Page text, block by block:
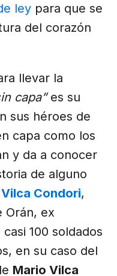
ley para que se
del corazón
llevar la
capa”es su
sus héroes de
capa como los
y da a conocer
de alguno
Condori,
Orán, ex
100 soldados
en su caso del
Mario Vilca